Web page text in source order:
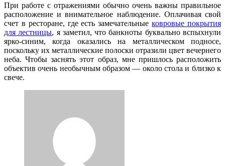
При работе с отражениями обычно очень важны правильное
расположение и внимательное наблюдение. Оплачивая свой
счет в ресторане, где есть замечательныековровые покрытия
для лестницы, я заметил, что банкноты буквально вспыхнули
ярко-синим, когда оказались на металлическом подносе,
поскольку их металлические полоски отразили цвет вечернего
неба. Чтобы заснять этот образ, мне пришлось расположить
объектив очень необычным образом — около стола и близко к
свече.